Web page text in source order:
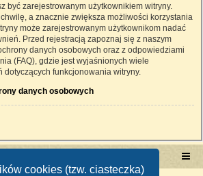
cookies (tzw. ciasteczka)
być zarejestrowanym użytkownikiem witryny.
a znacznie zwiększa możliwości korzystania
może zarejestrowanym użytkownikom nadać
Przed rejestracją zapoznaj się z naszym
danych osobowych oraz z odpowiedziami
(FAQ), gdzie jest wyjaśnionych wiele
funkcjonowania witryny.
danych osobowych